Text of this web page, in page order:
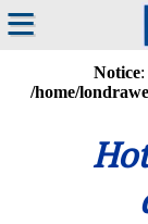
≡
Notice:
/home/